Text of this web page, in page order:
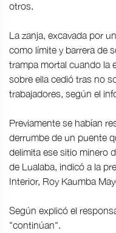
otros.
La zanja, excavada por
como límite y barrera de
trampa mortal cuando la
sobre ella cedió tras no
trabajadores, según el
Previamente se habían
derrumbe de un puente
delimita ese sitio minero
de Lualaba, indicó a la
Interior, Roy Kaumba
Según explicó el
"continúan".